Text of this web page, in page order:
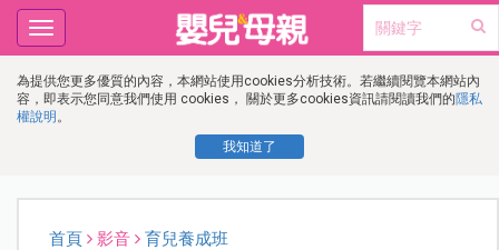
為提供您更多優質的內容，本網站使用cookies分析技術。若繼續閱覽本網站內
容，即表示您同意我們使用 cookies， 關於更多cookies資訊請閱讀我們的隱私
權說明 。
我知道了
Toggle
navigation
首頁 影音 育兒養成班